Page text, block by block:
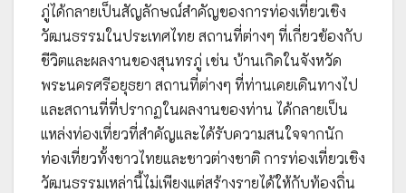
ภู่ได้กลายเป็นสัญลักษณ์สำคัญของการท่องเที่ยวเชิง
วัฒนธรรมในประเทศไทย สถานที่ต่างๆ ที่เกี่ยวข้องกับ
ชีวิตและผลงานของสุนทรภู่ เช่น บ้านเกิดในจังหวัด
พระนครศรีอยุธยา สถานที่ต่างๆ ที่ท่านเคยเดินทางไป
และสถานที่ที่ปรากฏในผลงานของท่าน ได้กลายเป็น
แหล่งท่องเที่ยวที่สำคัญและได้รับความสนใจจากนัก
ท่องเที่ยวทั้งชาวไทยและชาวต่างชาติ การท่องเที่ยวเชิง
วัฒนธรรมเหล่านี้ไม่เพียงแต่สร้างรายได้ให้กับท้องถิ่น